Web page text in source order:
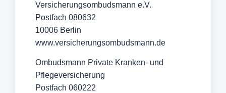
Versicherungsombudsmann e.V.
Postfach 080632
10006 Berlin
www.versicherungsombudsmann.de
Ombudsmann Private Kranken- und
Pflegeversicherung
Postfach 060222